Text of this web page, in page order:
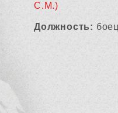
С.М.)
Должность: боец